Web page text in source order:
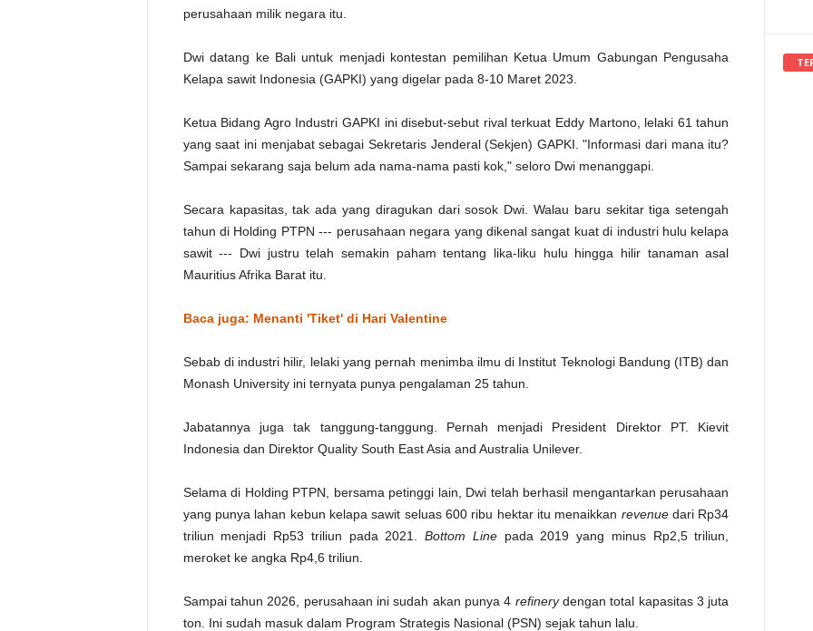
perusahaan milik negara itu.
Dwi datang ke Bali untuk menjadi kontestan pemilihan Ketua Umum Gabungan Pengusaha
Kelapa sawit Indonesia (GAPKI) yang digelar pada 8-10 Maret 2023.
Ketua Bidang Agro Industri GAPKI ini disebut-sebut rival terkuat Eddy Martono, lelaki 61 tahun
yang saat ini menjabat sebagai Sekretaris Jenderal (Sekjen) GAPKI. "Informasi dari mana itu?
Sampai sekarang saja belum ada nama-nama pasti kok," seloro Dwi menanggapi.
Secara kapasitas, tak ada yang diragukan dari sosok Dwi. Walau baru sekitar tiga setengah
tahun di Holding PTPN --- perusahaan negara yang dikenal sangat kuat di industri hulu kelapa
sawit --- Dwi justru telah semakin paham tentang lika-liku hulu hingga hilir tanaman asal
Mauritius Afrika Barat itu.
Baca juga: Menanti 'Tiket' di Hari Valentine
Sebab di industri hilir, lelaki yang pernah menimba ilmu di Institut Teknologi Bandung (ITB) dan
Monash University ini ternyata punya pengalaman 25 tahun.
Jabatannya juga tak tanggung-tanggung. Pernah menjadi President Direktor PT. Kievit
Indonesia dan Direktor Quality South East Asia and Australia Unilever.
Selama di Holding PTPN, bersama petinggi lain, Dwi telah berhasil mengantarkan perusahaan
yang punya lahan kebun kelapa sawit seluas 600 ribu hektar itu menaikkan revenue dari Rp34
triliun menjadi Rp53 triliun pada 2021.Bottom Line pada 2019 yang minus Rp2,5 triliun,
meroket ke angka Rp4,6 triliun.
Sampai tahun 2026, perusahaan ini sudah akan punya 4 refinerydengan total kapasitas 3 juta
ton. Ini sudah masuk dalam Program Strategis Nasional (PSN) sejak tahun lalu.